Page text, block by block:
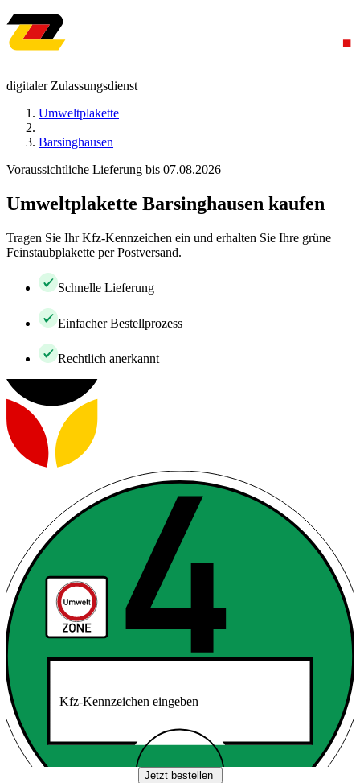
digitaler Zulassungsdienst
Umweltplakette
Barsinghausen
Voraussichtliche Lieferung bis 07.08.2026
Umweltplakette Barsinghausen kaufen
Tragen Sie Ihr Kfz-Kennzeichen ein und erhalten Sie Ihre grüne
Feinstaubplakette per Postversand.
Schnelle Lieferung
Einfacher Bestellprozess
Rechtlich anerkannt
Kfz-Kennzeichen eingeben
Jetzt bestellen